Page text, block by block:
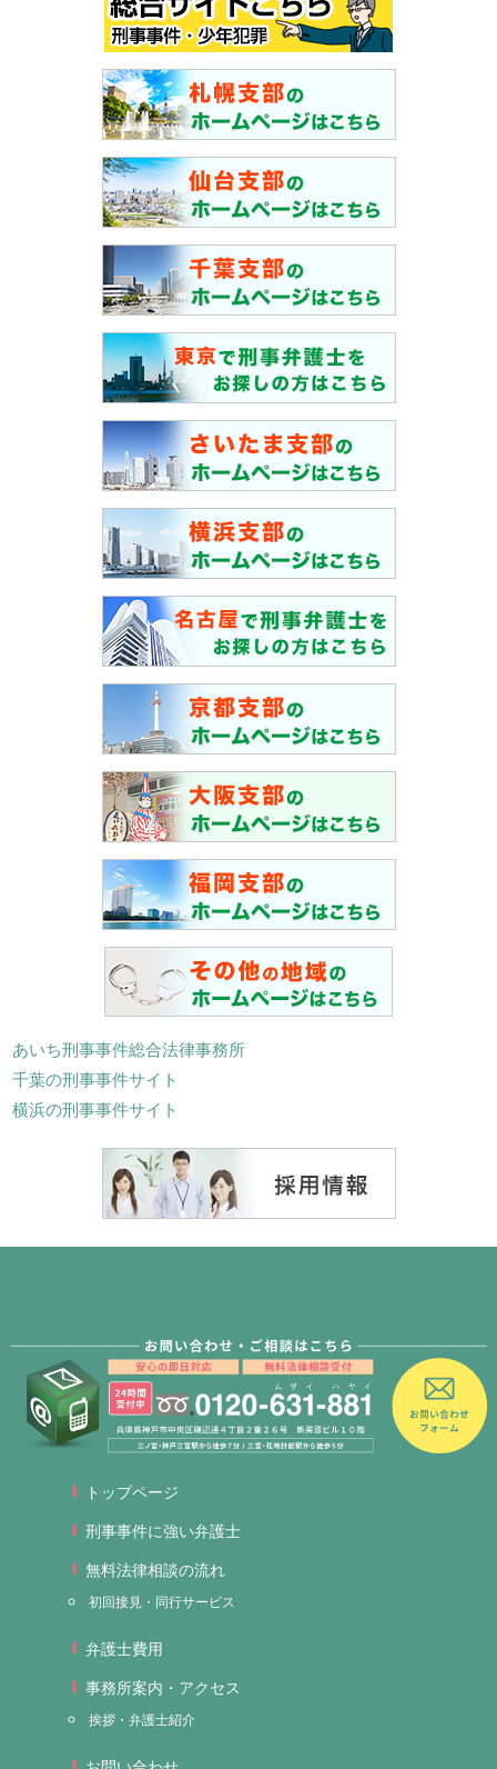
あいち刑事事件総合法律事務所
千葉の刑事事件サイト
横浜の刑事事件サイト
トップページ
刑事事件に強い弁護士
無料法律相談の流れ
初回接見・同行サービス
弁護士費用
事務所案内・アクセス
挨拶・弁護士紹介